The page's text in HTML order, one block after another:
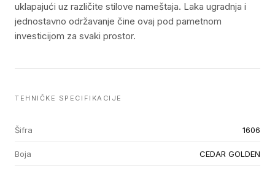
uklapajući uz različite stilove nameštaja. Laka ugradnja i
jednostavno održavanje čine ovaj pod pametnom
investicijom za svaki prostor.
TEHNIČKE SPECIFIKACIJE
Šifra 1606
Boja CEDAR GOLDEN